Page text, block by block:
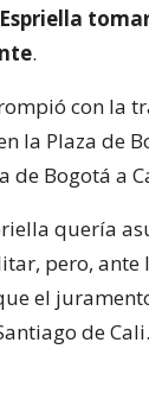
.
con la
la Plaza de
de Bogotá a
quería
pero, ante
el
de Cali.